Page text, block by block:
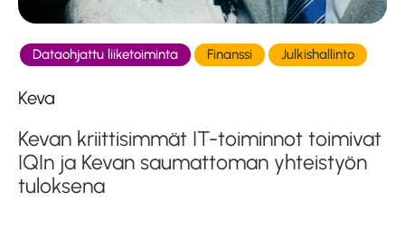
Dataohjattu liiketoiminta Finanssi Julkishallinto
Keva
Kevan kriittisimmät IT-toiminnot toimivat
IQIn ja Kevan saumattoman yhteistyön
tuloksena